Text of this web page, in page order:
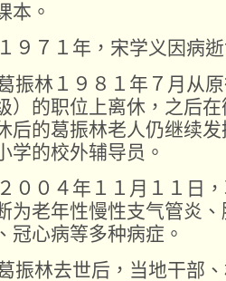
本。
９７１年，宋学义因病
振林１９８１年７月从
）的职位上离休，之后
后的葛振林老人仍继续
学的校外辅导员。
００４年１１月１１日
为老年性慢性支气管炎
冠心病等多种病症。
振林去世后，当地干部